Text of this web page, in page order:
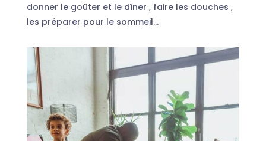
donner le goûter et le dîner , faire les douches ,
les préparer pour le sommeil…